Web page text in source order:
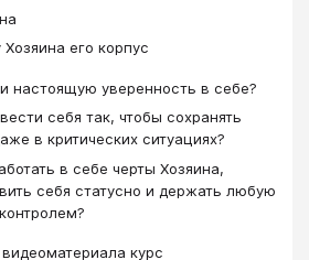
его корпус
настоящую уверенность в себе?
себя так, чтобы сохранять
в критических ситуациях?
в себе черты Хозяина,
себя статусно и держать любую
курс